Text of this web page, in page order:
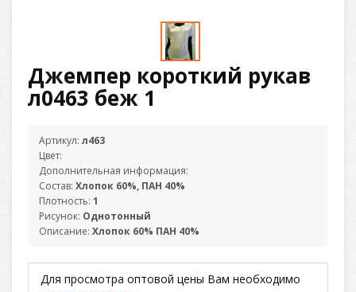
Джемпер короткий рукав
л0463 беж 1
Артикул: л463
Цвет:
Дополнительная информация:
Состав: Хлопок 60%, ПАН 40%
Плотность: 1
Рисунок: Однотонный
Описание: Хлопок 60% ПАН 40%
Для просмотра оптовой цены Вам необходимо